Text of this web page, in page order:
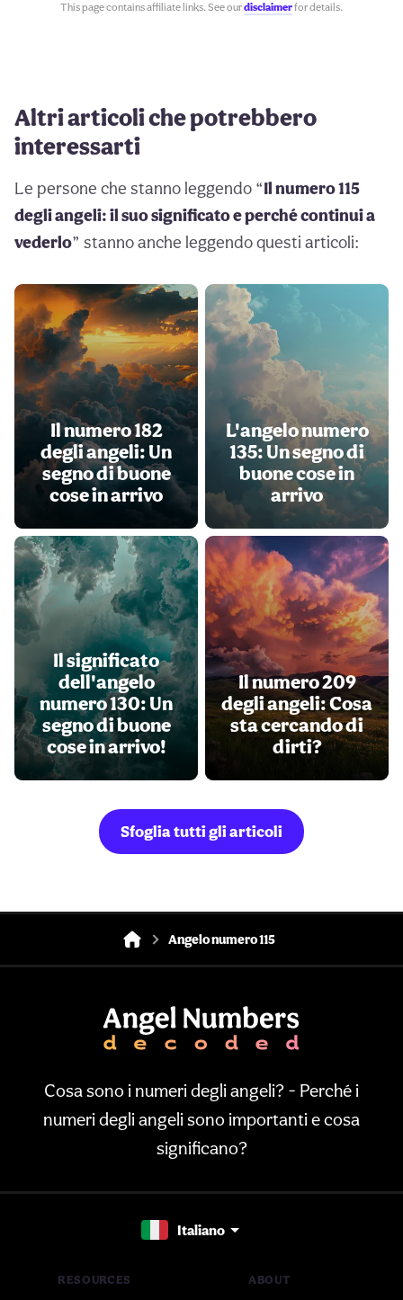
This page contains affiliate links. See ourdisclaimerfor details.
Altri articoli che potrebbero
interessarti
Le persone che stanno leggendo “Il numero 115
degli angeli: il suo significato e perché continui a
vederlo” stanno anche leggendo questi articoli:
Il numero 182
degli angeli: Un
segno di buone
cose in arrivo
L'angelo numero
135: Un segno di
buone cose in
arrivo
Il significato
dell'angelo
numero 130: Un
segno di buone
cose in arrivo!
Il numero 209
degli angeli: Cosa
sta cercando di
dirti?
Sfoglia tutti gli articoli
Angelo numero 115
Cosa sono i numeri degli angeli? - Perché i
numeri degli angeli sono importanti e cosa
significano?
Italiano
RESOURCES ABOUT